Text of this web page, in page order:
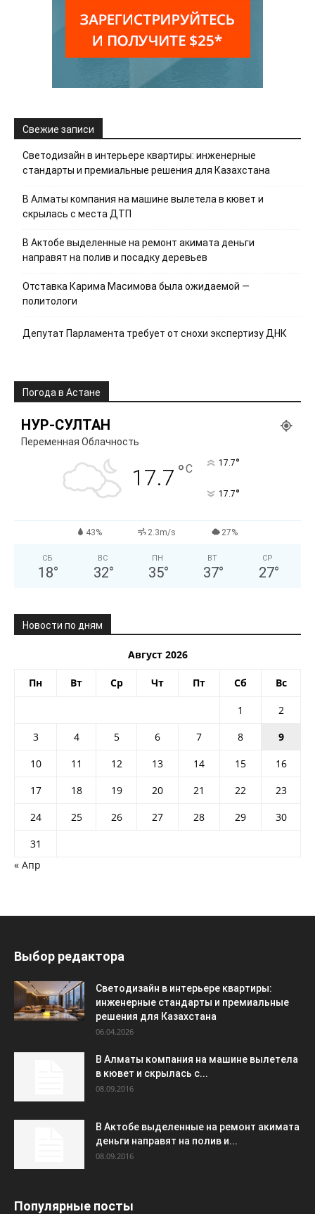
Свежие записи
Светодизайн в интерьере квартиры: инженерные
стандарты и премиальные решения для Казахстана
В Алматы компания на машине вылетела в кювет и
скрылась с места ДТП
В Актобе выделенные на ремонт акимата деньги
направят на полив и посадку деревьев
Отставка Карима Масимова была ожидаемой —
политологи
Депутат Парламента требует от снохи экспертизу ДНК
Погода в Астане
НУР-СУЛТАН
Переменная Облачность
17.7 °C 17.7°
17.7°
43% 2.3m/s 27%
СБ
18°
ВС
32°
ПН
35°
ВТ
37°
СР
27°
Новости по дням
Август 2026
Пн Вт Ср Чт Пт Сб Вс
1
2
3
4 5 6 7 8
9
10
11 12 13 14 15
16
17
18 19 20 21 22
23
24
25 26 27 28 29
30
31
« Апр
Выбор редактора
Светодизайн в интерьере квартиры:
инженерные стандарты и премиальные
решения для Казахстана
06.04.2026
В Алматы компания на машине вылетела
в кювет и скрылась с...
08.09.2016
В Актобе выделенные на ремонт акимата
деньги направят на полив и...
08.09.2016
Популярные посты